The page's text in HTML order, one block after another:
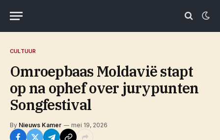
CULTUUR
Omroepbaas Moldavië stapt
op na ophef over jurypunten
Songfestival
By Nieuws Kamer mei 19, 2026